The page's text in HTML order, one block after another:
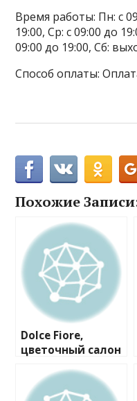
Время работы: Пн: с
19:00, Ср: с 09:00 до
09:00 до 19:00, Сб:
Способ оплаты:
Похожие
Dolce Fiore,
цветочный салон